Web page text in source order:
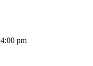
4:00 pm